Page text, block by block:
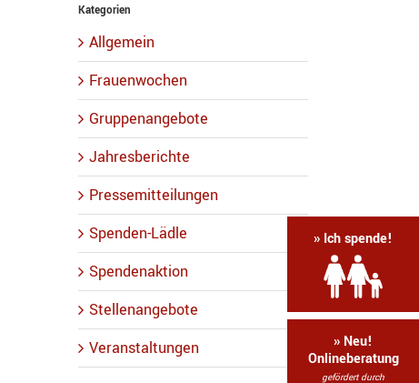
Kategorien
Allgemein
Frauenwochen
Gruppenangebote
Jahresberichte
Pressemitteilungen
Spenden-Lädle
Spendenaktion
Stellenangebote
Veranstaltungen
» Ich spende!
» Neu!
Onlineberatung
gefördert durch